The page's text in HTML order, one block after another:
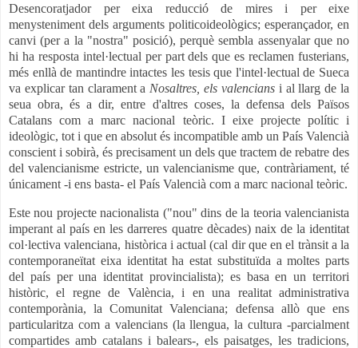
Desencoratjador per eixa reducció de mires i per eixe
menysteniment dels arguments politicoideològics; esperançador, en
canvi (per a la "nostra" posició), perquè sembla assenyalar que no
hi ha resposta intel·lectual per part dels que es reclamen fusterians,
més enllà de mantindre intactes les tesis que l'intel·lectual de Sueca
va explicar tan clarament a Nosaltres, els valenciansi al llarg de la
seua obra, és a dir, entre d'altres coses, la defensa dels Països
Catalans com a marc nacional teòric. I eixe projecte polític i
ideològic, tot i que en absolut és incompatible amb un País Valencià
conscient i sobirà, és precisament un dels que tractem de rebatre des
del valencianisme estricte, un valencianisme que, contràriament, té
únicament -i ens basta- el País Valencià com a marc nacional teòric.
Este nou projecte nacionalista ("nou" dins de la teoria valencianista
imperant al país en les darreres quatre dècades) naix de la identitat
col·lectiva valenciana, històrica i actual (cal dir que en el trànsit a la
contemporaneïtat eixa identitat ha estat substituïda a moltes parts
del país per una identitat provincialista); es basa en un territori
històric, el regne de València, i en una realitat administrativa
contemporània, la Comunitat Valenciana; defensa allò que ens
particularitza com a valencians (la llengua, la cultura -parcialment
compartides amb catalans i balears-, els paisatges, les tradicions,